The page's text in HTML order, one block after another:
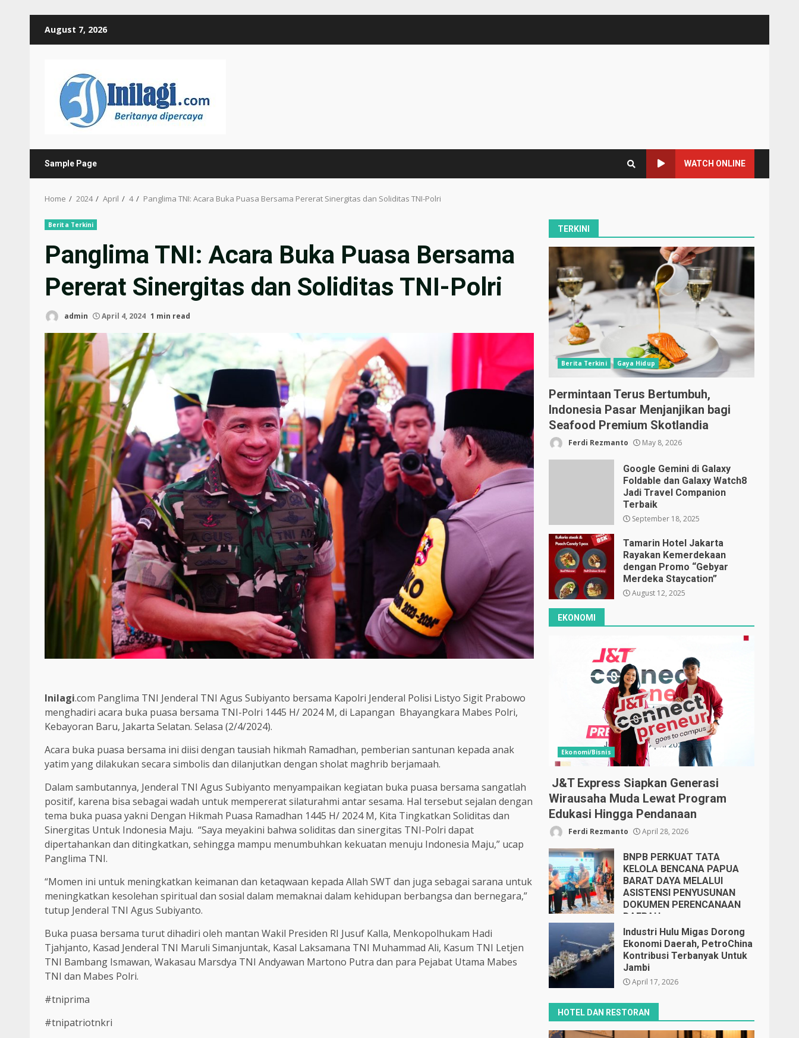
August 7, 2026
Sample Page WATCH ONLINE
Home 2024 April 4 Panglima TNI: Acara Buka Puasa Bersama Pererat Sinergitas dan Soliditas TNI-Polri
Berita Terkini
Panglima TNI: Acara Buka Puasa Bersama
Pererat Sinergitas dan Soliditas TNI-Polri
admin April 4, 2024 1 min read
Inilagi.com Panglima TNI Jenderal TNI Agus Subiyanto bersama Kapolri Jenderal Polisi Listyo Sigit Prabowo
menghadiri acara buka puasa bersama TNI-Polri 1445 H/ 2024 M, di Lapangan Bhayangkara Mabes Polri,
Kebayoran Baru, Jakarta Selatan. Selasa (2/4/2024).
Acara buka puasa bersama ini diisi dengan tausiah hikmah Ramadhan, pemberian santunan kepada anak
yatim yang dilakukan secara simbolis dan dilanjutkan dengan sholat maghrib berjamaah.
Dalam sambutannya, Jenderal TNI Agus Subiyanto menyampaikan kegiatan buka puasa bersama sangatlah
positif, karena bisa sebagai wadah untuk mempererat silaturahmi antar sesama. Hal tersebut sejalan dengan
tema buka puasa yakni Dengan Hikmah Puasa Ramadhan 1445 H/ 2024 M, Kita Tingkatkan Soliditas dan
Sinergitas Untuk Indonesia Maju. “Saya meyakini bahwa soliditas dan sinergitas TNI-Polri dapat
dipertahankan dan ditingkatkan, sehingga mampu menumbuhkan kekuatan menuju Indonesia Maju,” ucap
Panglima TNI.
“Momen ini untuk meningkatkan keimanan dan ketaqwaan kepada Allah SWT dan juga sebagai sarana untuk
meningkatkan kesolehan spiritual dan sosial dalam memaknai dalam kehidupan berbangsa dan bernegara,”
tutup Jenderal TNI Agus Subiyanto.
Buka puasa bersama turut dihadiri oleh mantan Wakil Presiden RI Jusuf Kalla, Menkopolhukam Hadi
Tjahjanto, Kasad Jenderal TNI Maruli Simanjuntak, Kasal Laksamana TNI Muhammad Ali, Kasum TNI Letjen
TNI Bambang Ismawan, Wakasau Marsdya TNI Andyawan Martono Putra dan para Pejabat Utama Mabes
TNI dan Mabes Polri.
#tniprima
#tnipatriotnkri
TERKINI
Berita Terkini Gaya Hidup
Permintaan Terus Bertumbuh,
Indonesia Pasar Menjanjikan bagi
Seafood Premium Skotlandia
Ferdi Rezmanto May 8, 2026
Google Gemini di Galaxy
Foldable dan Galaxy Watch8
Jadi Travel Companion
Terbaik
September 18, 2025
Tamarin Hotel Jakarta
Rayakan Kemerdekaan
dengan Promo “Gebyar
Merdeka Staycation”
August 12, 2025
EKONOMI
Ekonomi/Bisnis
J&T Express Siapkan Generasi
Wirausaha Muda Lewat Program
Edukasi Hingga Pendanaan
Ferdi Rezmanto April 28, 2026
BNPB PERKUAT TATA
KELOLA BENCANA PAPUA
BARAT DAYA MELALUI
ASISTENSI PENYUSUNAN
DOKUMEN PERENCANAAN
DAERAH
April 17, 2026
Industri Hulu Migas Dorong
Ekonomi Daerah, PetroChina
Kontribusi Terbanyak Untuk
Jambi
April 17, 2026
HOTEL DAN RESTORAN